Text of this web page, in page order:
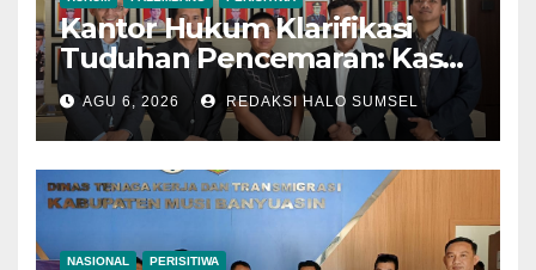
Kantor Hukum Klarifikasi
Tuduhan Pencemaran: Kasus
Notaris HY di Banyuasin
Murni Keperdataan
AGU 6, 2026 REDAKSI HALO SUMSEL
NASIONAL PERISITIWA